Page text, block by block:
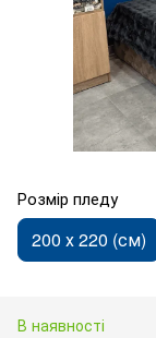
Розмір пледу
200 х 220 (см)
В наявності